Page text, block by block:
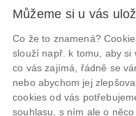
© Státní zemědělská a
ID datové schránky: avraiqg
IČO: 75014149, DIČ:
Prohlášení o přístupnosti|
Můžeme si u vás
Co že to znamená?
slouží např. k tomu, aby si
co vás zajímá, řádně se
nebo abychom jej
cookies od vás
souhlasu, s ním ale o něco